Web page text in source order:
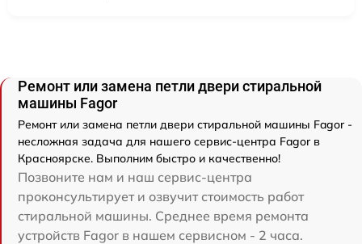
Ремонт или замена петли двери стиральной
машины Fagor
Ремонт или замена петли двери стиральной машины Fagor -
несложная задача для нашего сервис-центра Fagor в
Красноярске. Выполним быстро и качественно!
Позвоните нам и наш сервис-центра
проконсультирует и озвучит стоимость работ
стиральной машины. Среднее время ремонта
устройств Fagor в нашем сервисном - 2 часа.